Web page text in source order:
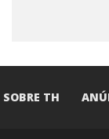
SOBRE TH